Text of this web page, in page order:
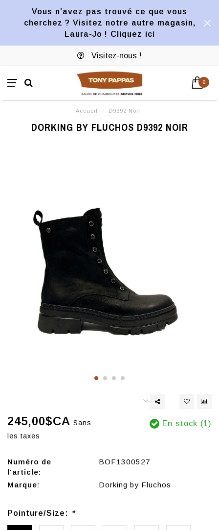
Vous n’avez pas trouvé ce que vous
cherchez ? Visitez notre autre magasin,
Laura-Jo ! Cliquez ici
Visitez-nous !
0
Accueil / D9392 Noir
DORKING BY FLUCHOS D9392 NOIR
245,00$CA Sans
les taxes
En stock (1)
Numéro de
l'article:
BOF1300527
Marque: Dorking by Fluchos
Pointure/Size: *